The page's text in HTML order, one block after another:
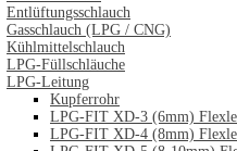
Entlüftungsschlauch
Gasschlauch (LPG / CNG)
Kühlmittelschlauch
LPG-Füllschläuche
LPG-Leitung
Kupferrohr
LPG-FIT XD-3 (6mm)
LPG-FIT XD-4 (8mm)